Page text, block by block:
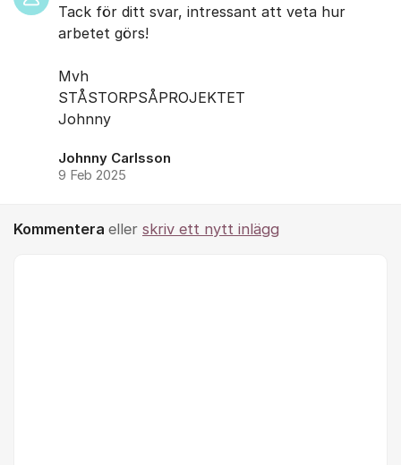
Tack för ditt svar, intressant att veta hur
arbetet görs!
Mvh
STÅSTORPSÅPROJEKTET
Johnny
Johnny Carlsson
9 Feb 2025
Kommentera eller skriv ett nytt inlägg